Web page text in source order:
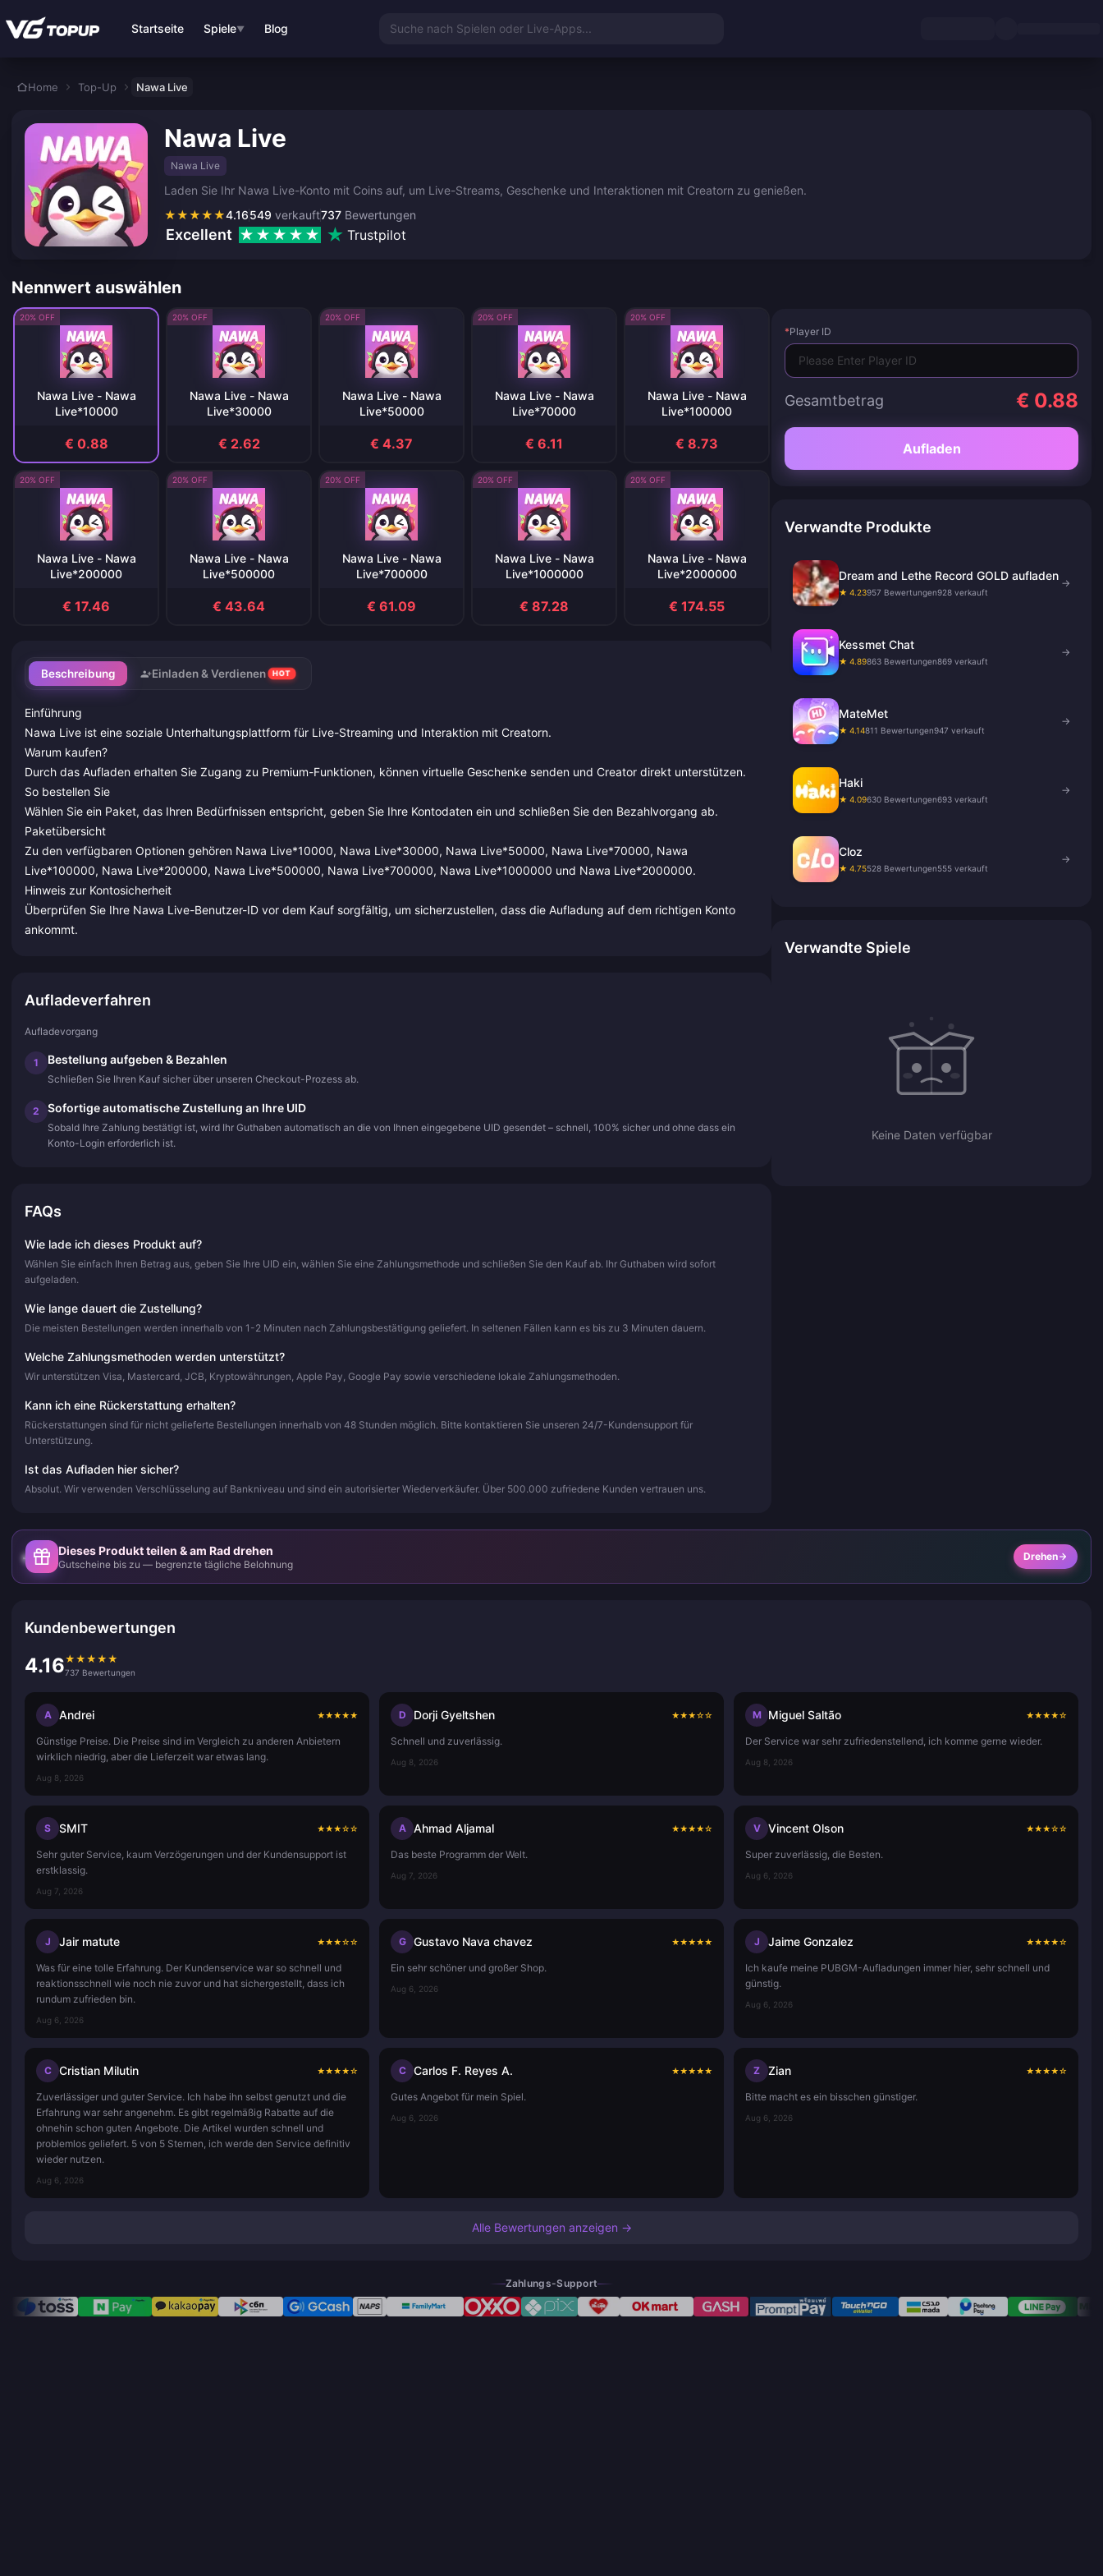
Startseite Spiele▼ Blog Suche nach Spielen oder Live-Apps...
Home Top-Up Nawa Live
Nawa Live
Nawa Live
Laden Sie Ihr Nawa Live-Konto mit Coins auf, um Live-Streams, Geschenke und Interaktionen mit Creatorn zu genießen.
★★★★★4.16 737 Bewertungen
549 verkauft
Excellent Trustpilot
Nennwert auswählen
20% OFF
Nawa Live - Nawa
Live*10000
€ 0.88
20% OFF
Nawa Live - Nawa
Live*30000
€ 2.62
20% OFF
Nawa Live - Nawa
Live*50000
€ 4.37
20% OFF
Nawa Live - Nawa
Live*70000
€ 6.11
20% OFF
Nawa Live - Nawa
Live*100000
€ 8.73
20% OFF
Nawa Live - Nawa
Live*200000
€ 17.46
20% OFF
Nawa Live - Nawa
Live*500000
€ 43.64
20% OFF
Nawa Live - Nawa
Live*700000
€ 61.09
20% OFF
Nawa Live - Nawa
Live*1000000
€ 87.28
20% OFF
Nawa Live - Nawa
Live*2000000
€ 174.55
Beschreibung Einladen & Verdienen HOT
Einführung
Nawa Live ist eine soziale Unterhaltungsplattform für Live-Streaming und Interaktion mit Creatorn.
Warum kaufen?
Durch das Aufladen erhalten Sie Zugang zu Premium-Funktionen, können virtuelle Geschenke senden und Creator direkt unterstützen.
So bestellen Sie
Wählen Sie ein Paket, das Ihren Bedürfnissen entspricht, geben Sie Ihre Kontodaten ein und schließen Sie den Bezahlvorgang ab.
Paketübersicht
Zu den verfügbaren Optionen gehören Nawa Live*10000, Nawa Live*30000, Nawa Live*50000, Nawa Live*70000, Nawa
Live*100000, Nawa Live*200000, Nawa Live*500000, Nawa Live*700000, Nawa Live*1000000 und Nawa Live*2000000.
Hinweis zur Kontosicherheit
Überprüfen Sie Ihre Nawa Live-Benutzer-ID vor dem Kauf sorgfältig, um sicherzustellen, dass die Aufladung auf dem richtigen Konto
ankommt.
Aufladeverfahren
Aufladevorgang
1 Bestellung aufgeben & Bezahlen
Schließen Sie Ihren Kauf sicher über unseren Checkout-Prozess ab.
2 Sofortige automatische Zustellung an Ihre UID
Sobald Ihre Zahlung bestätigt ist, wird Ihr Guthaben automatisch an die von Ihnen eingegebene UID gesendet – schnell, 100% sicher und ohne dass ein
Konto-Login erforderlich ist.
FAQs
Wie lade ich dieses Produkt auf?
Wählen Sie einfach Ihren Betrag aus, geben Sie Ihre UID ein, wählen Sie eine Zahlungsmethode und schließen Sie den Kauf ab. Ihr Guthaben wird sofort
aufgeladen.
Wie lange dauert die Zustellung?
Die meisten Bestellungen werden innerhalb von 1-2 Minuten nach Zahlungsbestätigung geliefert. In seltenen Fällen kann es bis zu 3 Minuten dauern.
Welche Zahlungsmethoden werden unterstützt?
Wir unterstützen Visa, Mastercard, JCB, Kryptowährungen, Apple Pay, Google Pay sowie verschiedene lokale Zahlungsmethoden.
Kann ich eine Rückerstattung erhalten?
Rückerstattungen sind für nicht gelieferte Bestellungen innerhalb von 48 Stunden möglich. Bitte kontaktieren Sie unseren 24/7-Kundensupport für
Unterstützung.
Ist das Aufladen hier sicher?
Absolut. Wir verwenden Verschlüsselung auf Bankniveau und sind ein autorisierter Wiederverkäufer. Über 500.000 zufriedene Kunden vertrauen uns.
*Player ID
Gesamtbetrag € 0.88
Aufladen
Verwandte Produkte
Dream and Lethe Record GOLD aufladen
★ 4.23957 Bewertungen928 verkauft
→
Kessmet Chat
★ 4.89863 Bewertungen869 verkauft
→
MateMet
★ 4.14811 Bewertungen947 verkauft
→
Haki
★ 4.09630 Bewertungen693 verkauft
→
Cloz
★ 4.75528 Bewertungen555 verkauft
→
Verwandte Spiele
Keine Daten verfügbar
Dieses Produkt teilen & am Rad drehen
Gutscheine bis zu — begrenzte tägliche Belohnung
Drehen
Kundenbewertungen
4.16★ ★ ★ ★ ★
737 Bewertungen
A Andrei ★★★★★
Günstige Preise. Die Preise sind im Vergleich zu anderen Anbietern
wirklich niedrig, aber die Lieferzeit war etwas lang.
Aug 8, 2026
D Dorji Gyeltshen ★★★☆☆
Schnell und zuverlässig.
Aug 8, 2026
M Miguel Saltão ★★★★☆
Der Service war sehr zufriedenstellend, ich komme gerne wieder.
Aug 8, 2026
S SMIT ★★★☆☆
Sehr guter Service, kaum Verzögerungen und der Kundensupport ist
erstklassig.
Aug 7, 2026
A Ahmad Aljamal ★★★★☆
Das beste Programm der Welt.
Aug 7, 2026
V Vincent Olson ★★★☆☆
Super zuverlässig, die Besten.
Aug 6, 2026
J Jair matute ★★★☆☆
Was für eine tolle Erfahrung. Der Kundenservice war so schnell und
reaktionsschnell wie noch nie zuvor und hat sichergestellt, dass ich
rundum zufrieden bin.
Aug 6, 2026
G Gustavo Nava chavez ★★★★★
Ein sehr schöner und großer Shop.
Aug 6, 2026
J Jaime Gonzalez ★★★★☆
Ich kaufe meine PUBGM-Aufladungen immer hier, sehr schnell und
günstig.
Aug 6, 2026
C Cristian Milutin ★★★★☆
Zuverlässiger und guter Service. Ich habe ihn selbst genutzt und die
Erfahrung war sehr angenehm. Es gibt regelmäßig Rabatte auf die
ohnehin schon guten Angebote. Die Artikel wurden schnell und
problemlos geliefert. 5 von 5 Sternen, ich werde den Service definitiv
wieder nutzen.
Aug 6, 2026
C Carlos F. Reyes A. ★★★★★
Gutes Angebot für mein Spiel.
Aug 6, 2026
Z Zian ★★★★☆
Bitte macht es ein bisschen günstiger.
Aug 6, 2026
Alle Bewertungen anzeigen →
Zahlungs-Support